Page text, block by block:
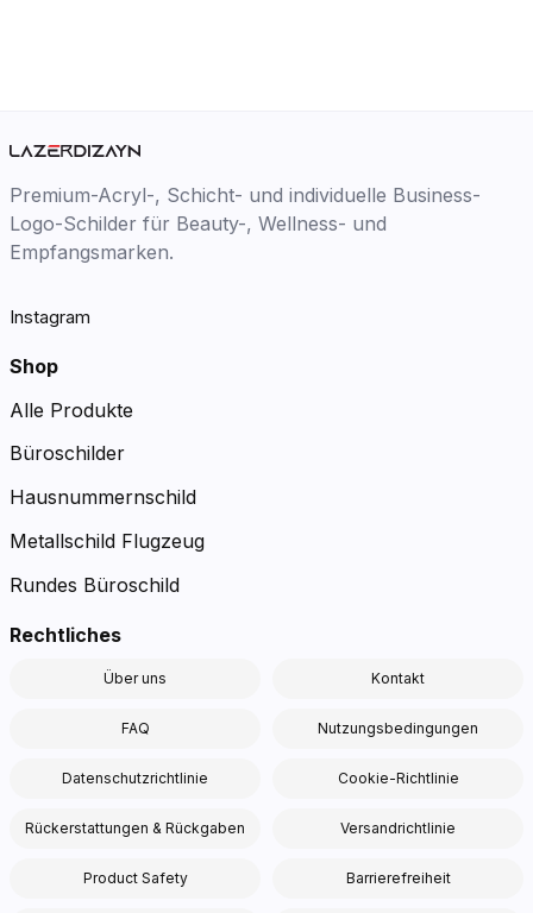
Premium-Acryl-, Schicht- und individuelle Business-
Logo-Schilder für Beauty-, Wellness- und
Empfangsmarken.
Instagram
Shop
Alle Produkte
Büroschilder
Hausnummernschild
Metallschild Flugzeug
Rundes Büroschild
Rechtliches
Über uns Kontakt
FAQ Nutzungsbedingungen
Datenschutzrichtlinie Cookie-Richtlinie
Rückerstattungen & Rückgaben Versandrichtlinie
Product Safety Barrierefreiheit